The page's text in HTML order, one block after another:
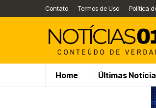
Contato Termos de Uso Política
Home Últimas